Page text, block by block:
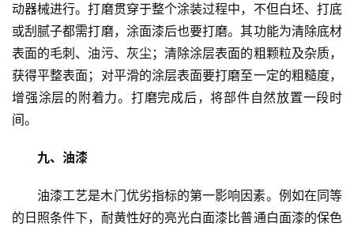
动器械进行。打磨贯穿于整个涂装过程中，不但白坯、打底
或刮腻子都需打磨，涂面漆后也要打磨。其功能为清除底材
表面的毛刺、油污、灰尘；清除涂层表面的粗颗粒及杂质，
获得平整表面；对平滑的涂层表面要打磨至一定的粗糙度，
增强涂层的附着力。打磨完成后，将部件自然放置一段时
间。
九、油漆
油漆工艺是木门优劣指标的第一影响因素。例如在同等
的日照条件下，耐黄性好的亮光白面漆比普通白面漆的保色